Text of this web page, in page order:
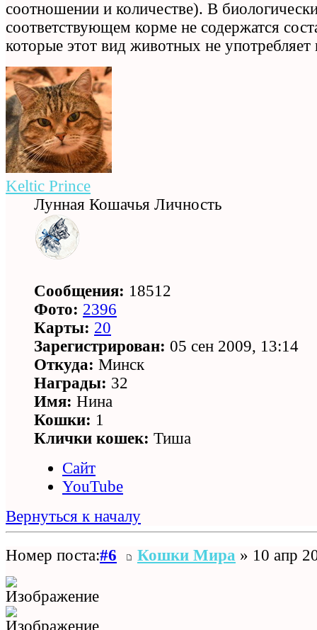
соотношении и количестве). В
соответствующем корме не содержатся
которые этот вид животных не
Keltic Prince
Лунная Кошачья Личность
Сообщения: 18512
Фото: 2396
Карты: 20
Зарегистрирован: 05 сен 2009, 13:14
Откуда: Минск
Награды: 32
Имя: Нина
Кошки: 1
Клички кошек: Тиша
Сайт
YouTube
Вернуться к началу
Номер поста:#6 Кошки Мира » 10 апр